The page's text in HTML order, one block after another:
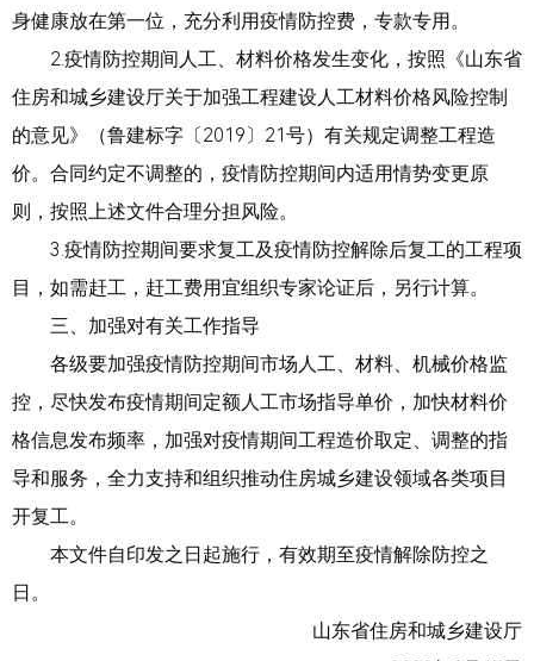
身健康放在第一位，充分利用疫情防控费，专款专用。
2.疫情防控期间人工、材料价格发生变化，按照《山东省
住房和城乡建设厅关于加强工程建设人工材料价格风险控制
的意见》（鲁建标字〔2019〕21号）有关规定调整工程造
价。合同约定不调整的，疫情防控期间内适用情势变更原
则，按照上述文件合理分担风险。
3.疫情防控期间要求复工及疫情防控解除后复工的工程项
目，如需赶工，赶工费用宜组织专家论证后，另行计算。
三、加强对有关工作指导
各级要加强疫情防控期间市场人工、材料、机械价格监
控，尽快发布疫情期间定额人工市场指导单价，加快材料价
格信息发布频率，加强对疫情期间工程造价取定、调整的指
导和服务，全力支持和组织推动住房城乡建设领域各类项目
开复工。
本文件自印发之日起施行，有效期至疫情解除防控之
日。
山东省住房和城乡建设厅